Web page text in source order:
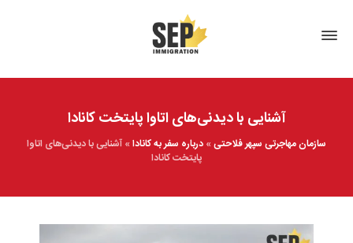
آشنایی با دیدنی‌های اتاوا پایتخت کانادا
سازمان مهاجرتی سپهر فلاحتی» درباره سفر به کانادا» آشنایی با دیدنی‌های اتاوا
پایتخت کانادا